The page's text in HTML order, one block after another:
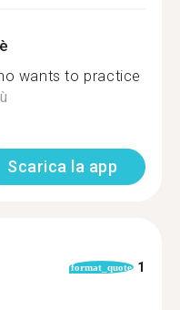
wants to practice
Scarica la app
format_quote 1